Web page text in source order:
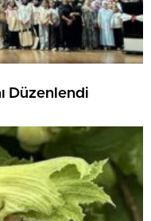
Düzenlendi